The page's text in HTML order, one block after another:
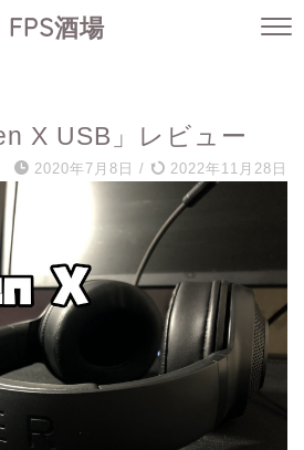
FPS酒場
X USB」レビュー
2020年7月8日 / 2022年11月28日